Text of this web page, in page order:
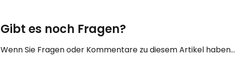
Gibt es noch Fragen?
Wenn Sie Fragen oder Kommentare zu diesem Artikel haben...